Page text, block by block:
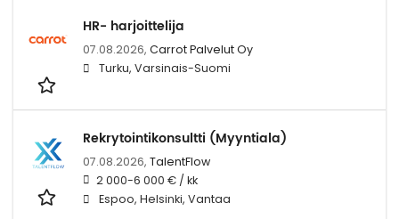
HR- harjoittelija
07.08.2026, Carrot Palvelut Oy
Turku, Varsinais-Suomi
Rekrytointikonsultti (Myyntiala)
07.08.2026, TalentFlow
2 000-6 000 € / kk
Espoo, Helsinki, Vantaa